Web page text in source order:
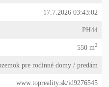
17.7.2026 03:43:02
PH44
550 m2
pre rodinné domy / predám
www.topreality.sk/id9276545